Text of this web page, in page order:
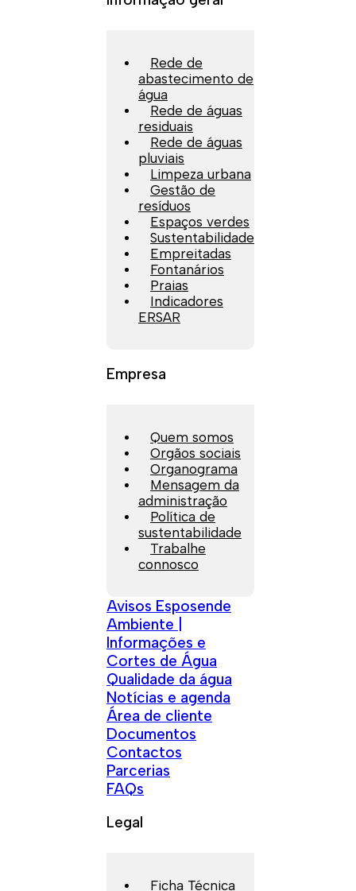
Rede de
abastecimento de
água
Rede de águas
residuais
Rede de águas
pluviais
Limpeza urbana
Gestão de
resíduos
Espaços verdes
Sustentabilidade
Empreitadas
Fontanários
Praias
Indicadores
ERSAR
Empresa
Quem somos
Orgãos sociais
Organograma
Mensagem da
administração
Política de
sustentabilidade
Trabalhe
connosco
Avisos Esposende
Ambiente |
Informações e
Cortes de Água
Qualidade da água
Notícias e agenda
Área de cliente
Documentos
Contactos
Parcerias
FAQs
Legal
Ficha Técnica